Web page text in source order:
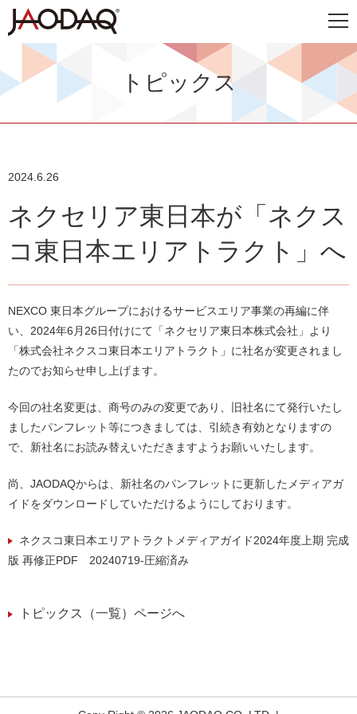
トピックス
2024.6.26
ネクセリア東日本が「ネクス
コ東日本エリアトラクト」へ
NEXCO 東日本グループにおけるサービスエリア事業の再編に伴
い、2024年6月26日付けにて「ネクセリア東日本株式会社」より
「株式会社ネクスコ東日本エリアトラクト」に社名が変更されまし
たのでお知らせ申し上げます。
今回の社名変更は、商号のみの変更であり、旧社名にて発行いたし
ましたパンフレット等につきましては、引続き有効となりますの
で、新社名にお読み替えいただきますようお願いいたします。
尚、JAODAQからは、新社名のパンフレットに更新したメディアガ
イドをダウンロードしていただけるようにしております。
ネクスコ東日本エリアトラクトメディアガイド2024年度上期 完成
版 再修正PDF 20240719-圧縮済み
トピックス（一覧）ページへ